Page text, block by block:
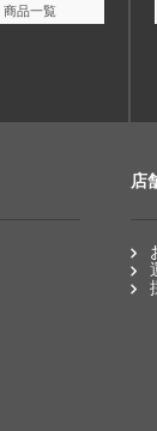
商品一覧
店